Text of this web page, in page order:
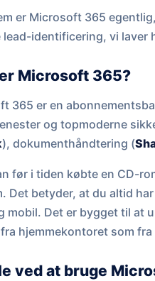
er Microsoft 365
identificering, vi laver
Microsoft 365?
365 er en
og topmoderne
), dokumenthåndtering (
før i tiden købte en CD-
Det betyder, at du altid
mobil. Det er bygget til at
hjemmekontoret som
ved at bruge